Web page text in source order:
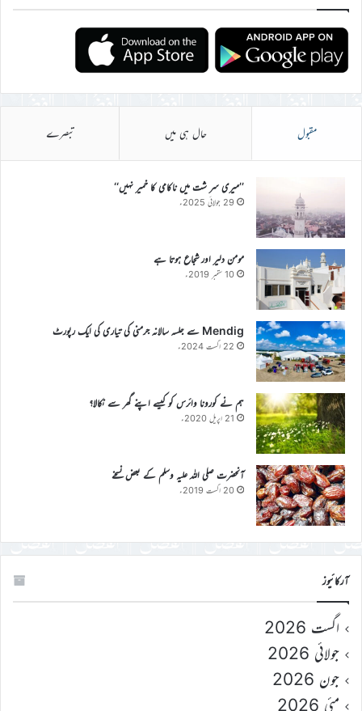
مقبول حال ہی میں تبصرے
’’میری سر شت میں ناکامی کا خمیر نہیں‘‘
29 جولائی 2025ء
مومن دلیر اور شجاع ہوتا ہے
10 ستمبر 2019ء
Mendig سے جلسہ سالانہ جرمنی کی تیاری کی ایک رپورٹ
22 اگست 2024ء
ہم نے کورونا وائرس کو کیسے اپنے گھر سے نکالا؟
21 اپریل 2020ء
آنحضرت صلی اللہ علیہ وسلم کے بعض نسخے
20 اگست 2019ء
آرکائیوز
اگست 2026
جولائی 2026
جون 2026
مئی 2026